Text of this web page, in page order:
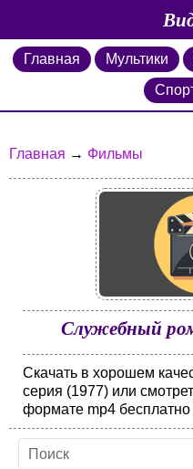
Главная Мультики
Главная → Фильмы
Служебный
Скачать в хорошем
серия (1977) или
формате mp4 бесплатно